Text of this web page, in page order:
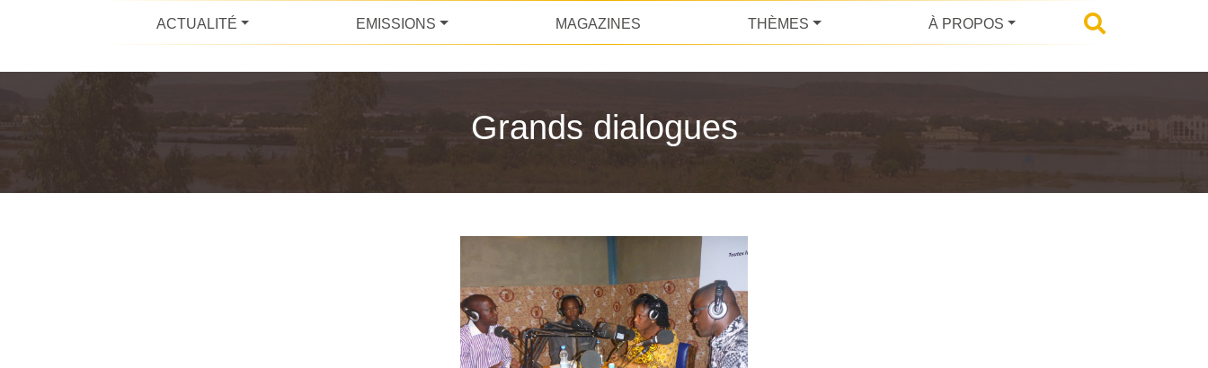
ACTUALITÉ EMISSIONS MAGAZINES THÈMES À PROPOS
Grands dialogues